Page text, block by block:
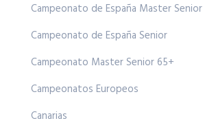
Campeonato de España Master Senior
Campeonato de España Senior
Campeonato Master Senior 65+
Campeonatos Europeos
Canarias